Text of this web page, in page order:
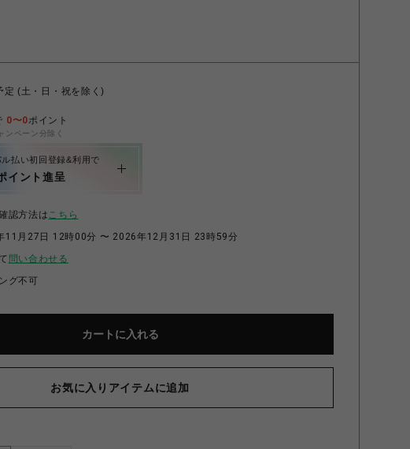
(土・日・祝を除く)
0〜0ポイント
ンペーン分除く
払い初回登録&利用で
イント進呈
認方法はこちら
11月27日 12時00分 〜 2026年12月31日 23時59分
問い合わせる
グ不可
カートに入れる
お気に入りアイテムに追加